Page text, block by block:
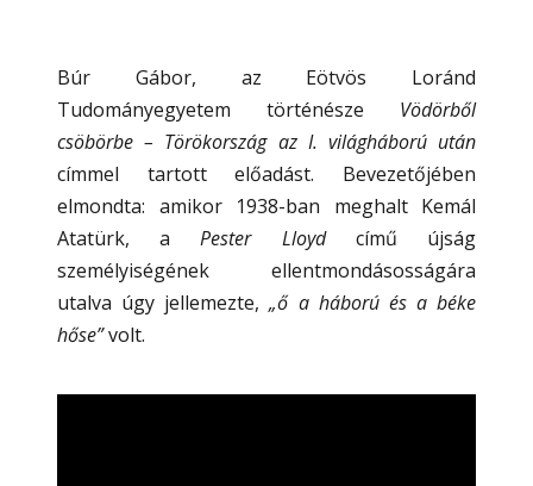
Búr Gábor, az Eötvös Loránd
Tudományegyetem történésze Vödörből
csöbörbe – Törökország az I. világháború után
címmel tartott előadást. Bevezetőjében
elmondta: amikor 1938-ban meghalt Kemál
Atatürk, aPester Lloydcímű újság
személyiségének ellentmondásosságára
utalva úgy jellemezte,„ő a háború és a béke
hőse”volt.